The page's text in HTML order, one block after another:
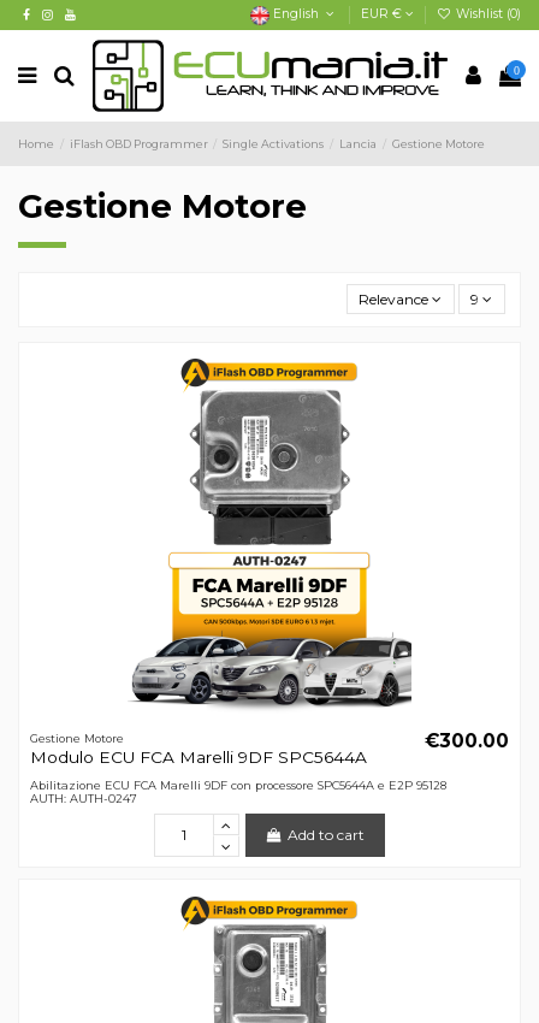
English EUR € Wishlist (0)
0
Home iFlash OBD Programmer Single Activations Lancia Gestione Motore
Gestione Motore
Relevance 9
Gestione Motore
Modulo ECU FCA Marelli 9DF SPC5644A
€300.00
Abilitazione ECU FCA Marelli 9DF con processore SPC5644A e E2P 95128
AUTH: AUTH-0247
Add to cart